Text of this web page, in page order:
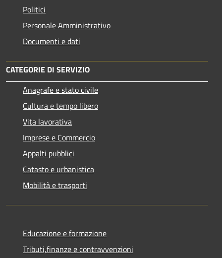
Politici
Personale Amministrativo
Documenti e dati
CATEGORIE DI SERVIZIO
Anagrafe e stato civile
Cultura e tempo libero
Vita lavorativa
Imprese e Commercio
Appalti pubblici
Catasto e urbanistica
Mobilità e trasporti
Educazione e formazione
Tributi,finanze e contravvenzioni